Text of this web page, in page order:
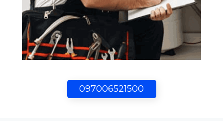
097006521500